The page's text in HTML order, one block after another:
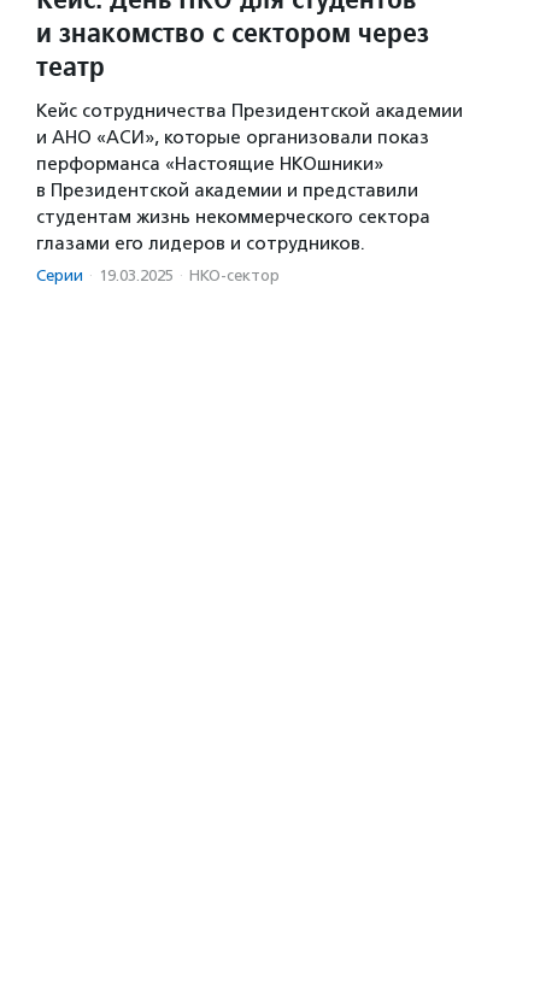
и знакомство с сектором через
театр
Кейс сотрудничества Президентской академии
и АНО «АСИ», которые организовали показ
перформанса «Настоящие НКОшники»
в Президентской академии и представили
студентам жизнь некоммерческого сектора
глазами его лидеров и сотрудников.
Серии · 19.03.2025 · НКО-сектор